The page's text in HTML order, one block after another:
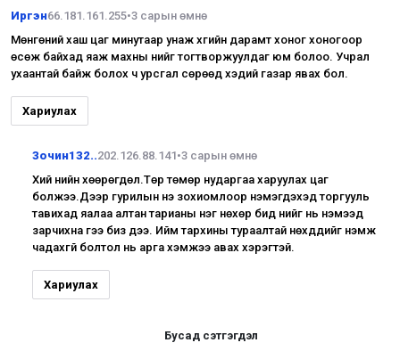
Иргэн66.181.161.255•3 сарын өмнө
Мөнгөний хаш цаг минутаар унаж хүүгийн дарамт хоног хоногоор
өсөж байхад яаж махны үнийг тогтворжуулдаг юм болоо. Учрал
ухаантай байж болох ч урсгал сөрөөд хэдий газар явах бол.
Хариулах
Зочин132..202.126.88.141•3 сарын өмнө
Хий үнийн хөөрөгдөл.Төр төмөр нударгаа харуулах цаг
болжээ.Дээр гурилын үнэ зохиомлоор нэмэгдэхэд торгууль
тавихад яалаа алтан тарианы нэг нөхөр бид үнийг нь нэмээд
зарчихна гээ биз дээ. Ийм тархины тураалтай нөхдүүдийг нэмж
чадахгүй болтол нь арга хэмжээ авах хэрэгтэй.
Хариулах
Бусад сэтгэгдэл